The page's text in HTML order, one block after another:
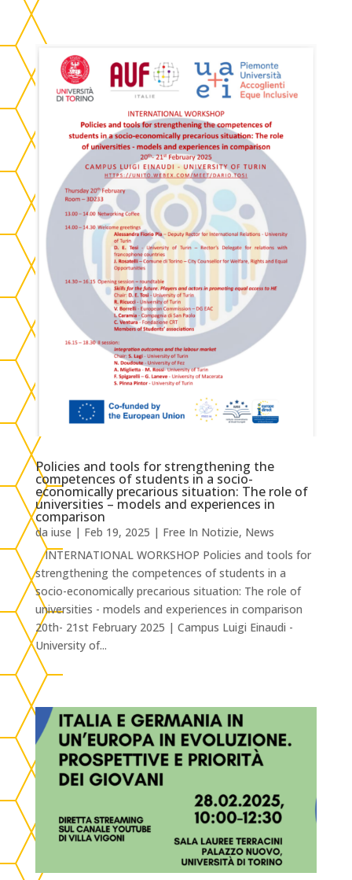
Policies and tools for strengthening the
competences of students in a socio-
economically precarious situation: The role of
universities – models and experiences in
comparison
da iuse | Feb 19, 2025 | Free In Notizie, News
INTERNATIONAL WORKSHOP Policies and tools for
strengthening the competences of students in a
socio-economically precarious situation: The role of
universities - models and experiences in comparison
20th- 21st February 2025 | Campus Luigi Einaudi -
University of...